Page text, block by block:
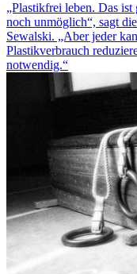
„Plastikfrei leben. Das
noch unmöglich“, sagt
Sewalski. „Aber jeder
Plastikverbrauch
notwendig.“